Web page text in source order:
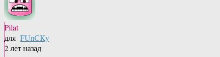
Pilat
для FUnCKy
2 лет назад